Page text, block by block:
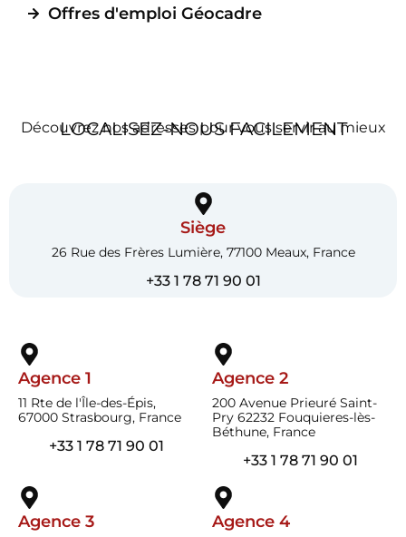
Offres d'emploi Géocadre
LOCALISEZ-NOUS FACILEMENT
Découvrez nos adresses pour vous servir au mieux
Siège
26 Rue des Frères Lumière, 77100 Meaux, France
+33 1 78 71 90 01
Agence 1
11 Rte de l'Île-des-Épis,
67000 Strasbourg, France
+33 1 78 71 90 01
Agence 2
200 Avenue Prieuré Saint-
Pry 62232 Fouquieres-lès-
Béthune, France
+33 1 78 71 90 01
Agence 3 Agence 4